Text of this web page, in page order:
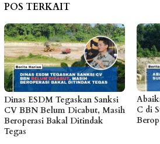
POS TERKAIT
Dinas ESDM Tegaskan Sanksi
CV BBN Belum Dicabut, Masih
Beroperasi Bakal Ditindak
Tegas
C di